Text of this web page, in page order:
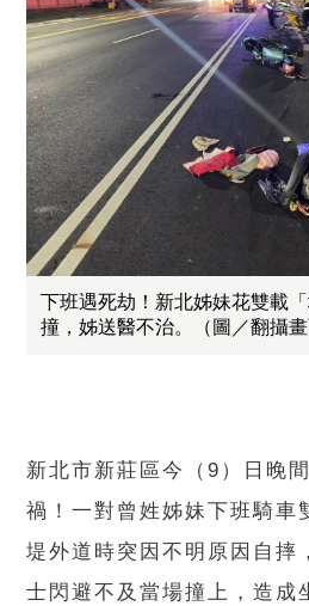
下班遇死劫！新北姊妹花雙載
撞，姊送醫不治。（圖／翻攝畫
新北市新莊區今（9）日晚
禍！一對曾姓姊妹下班騎車
堤外道時突因不明原因自摔
士閃避不及當場撞上，造成